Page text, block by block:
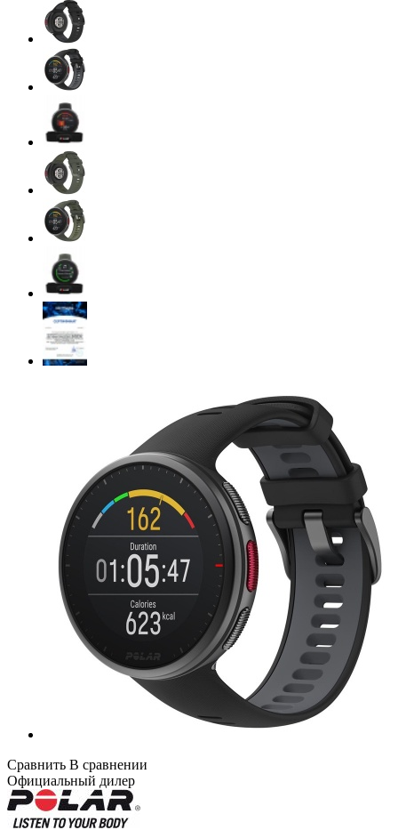
Сравнить В сравнении
Официальный дилер